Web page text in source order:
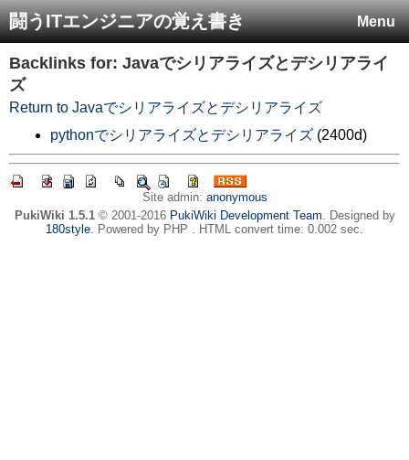
Menu
闘うITエンジニアの覚え書き
Backlinks for: Javaでシリアライズとデシリアライ
ズ
Return to Javaでシリアライズとデシリアライズ
pythonでシリアライズとデシリアライズ (2400d)
Site admin: anonymous
PukiWiki 1.5.1© 2001-2016 PukiWiki Development Team. Designed by
180style. Powered by PHP . HTML convert time: 0.002 sec.